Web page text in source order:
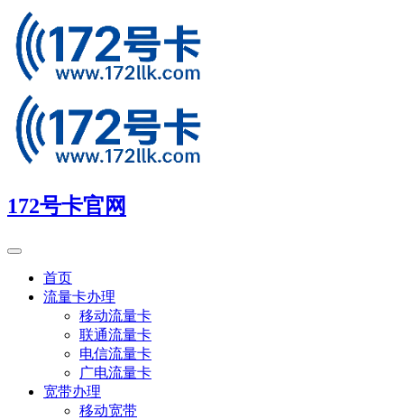
172号卡官网
首页
流量卡办理
移动流量卡
联通流量卡
电信流量卡
广电流量卡
宽带办理
移动宽带